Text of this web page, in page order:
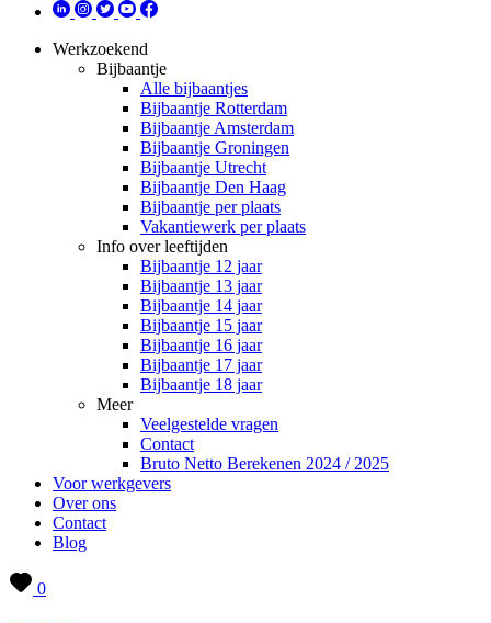
Werkzoekend
Bijbaantje
Alle bijbaantjes
Bijbaantje Rotterdam
Bijbaantje Amsterdam
Bijbaantje Groningen
Bijbaantje Utrecht
Bijbaantje Den Haag
Bijbaantje per plaats
Vakantiewerk per plaats
Info over leeftijden
Bijbaantje 12 jaar
Bijbaantje 13 jaar
Bijbaantje 14 jaar
Bijbaantje 15 jaar
Bijbaantje 16 jaar
Bijbaantje 17 jaar
Bijbaantje 18 jaar
Meer
Veelgestelde vragen
Contact
Bruto Netto Berekenen 2024 / 2025
Voor werkgevers
Over ons
Contact
Blog
0